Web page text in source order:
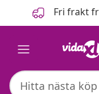
FöregåendeFri frakt